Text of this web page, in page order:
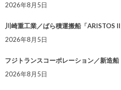
2026年8月5日
川崎重工業／ばら積運搬船「ARISTOS
2026年8月5日
フジトランスコーポレーション／新造
2026年8月5日